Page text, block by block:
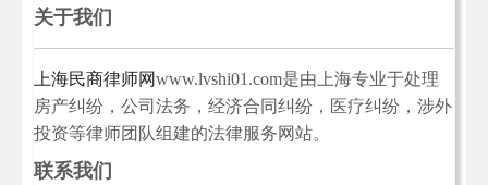
关于我们
上海民商律师网www.lvshi01.com是由上海专业于处理
房产纠纷，公司法务，经济合同纠纷，医疗纠纷，涉外
投资等律师团队组建的法律服务网站。
联系我们